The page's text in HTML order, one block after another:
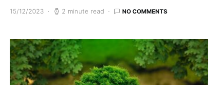
15/12/2023 2 minute read NO COMMENTS